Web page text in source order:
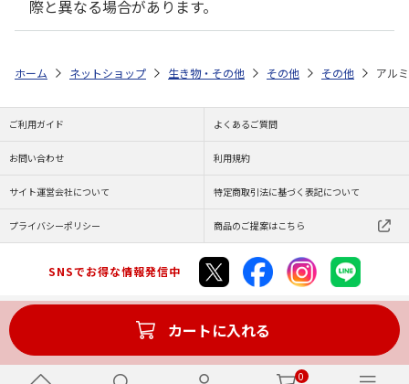
0
際と異なる場合があります。
カートに入れる
ホーム ネットショップ 生き物・その他 その他 その他 アル
ご利用ガイド よくあるご質問
お問い合わせ 利用規約
サイト運営会社について 特定商取引法に基づく表記について
プライバシーポリシー 商品のご提案はこちら
SNSでお得な情報発信中